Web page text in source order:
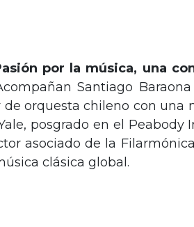
por la música, una
Santiago
orquesta chileno con una
posgrado en el Peabody
asociado de la
clásica global.